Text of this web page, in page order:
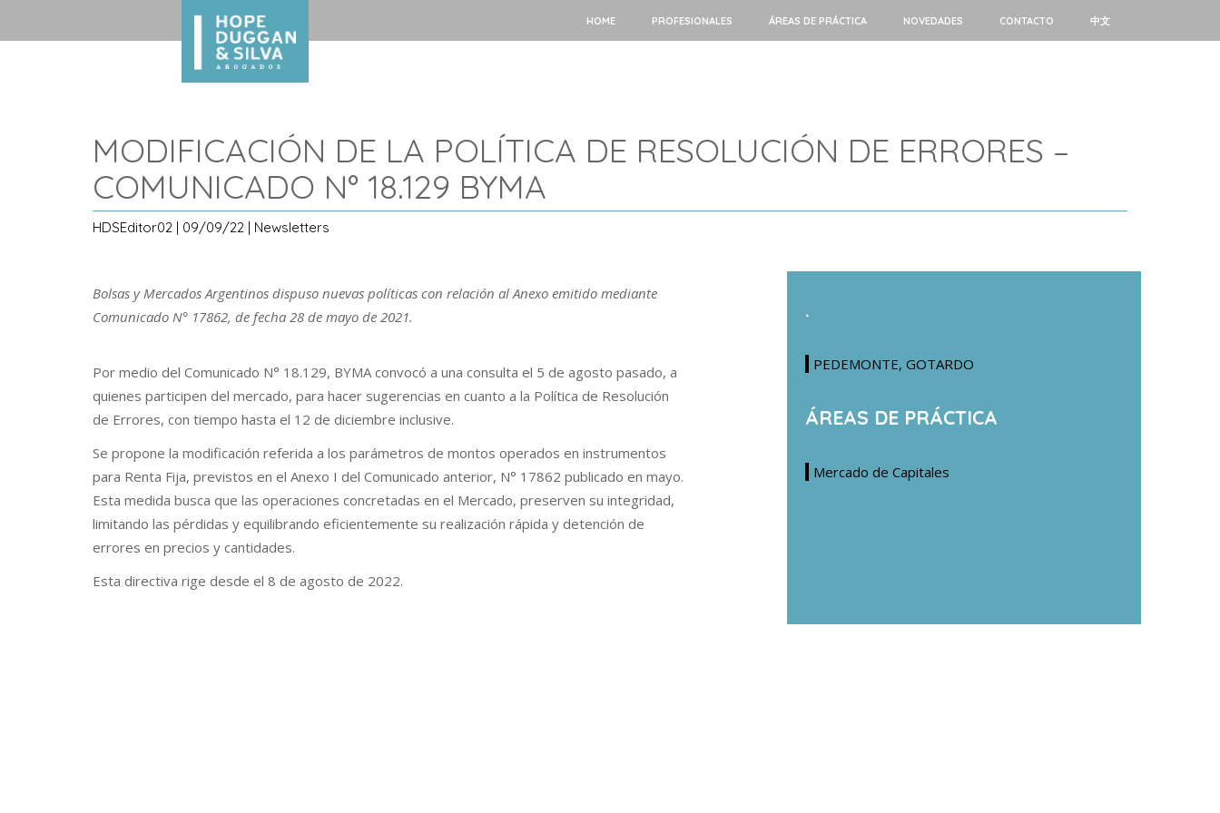
HOME PROFESIONALES ÁREAS DE PRÁCTICA NOVEDADES CONTACTO 中文
MODIFICACIÓN DE LA POLÍTICA DE RESOLUCIÓN DE ERRORES –
COMUNICADO N° 18.129 BYMA
HDSEditor02 | 09/09/22 | Newsletters
Bolsas y Mercados Argentinos dispuso nuevas políticas con relación al Anexo emitido mediante
Comunicado N° 17862, de fecha 28 de mayo de 2021.
Por medio del Comunicado N° 18.129, BYMA convocó a una consulta el 5 de agosto pasado, a
quienes participen del mercado, para hacer sugerencias en cuanto a la Política de Resolución
de Errores, con tiempo hasta el 12 de diciembre inclusive.
Se propone la modificación referida a los parámetros de montos operados en instrumentos
para Renta Fija, previstos en el Anexo I del Comunicado anterior, N° 17862 publicado en mayo.
Esta medida busca que las operaciones concretadas en el Mercado, preserven su integridad,
limitando las pérdidas y equilibrando eficientemente su realización rápida y detención de
errores en precios y cantidades.
Esta directiva rige desde el 8 de agosto de 2022.
.
PEDEMONTE, GOTARDO
ÁREAS DE PRÁCTICA
Mercado de Capitales